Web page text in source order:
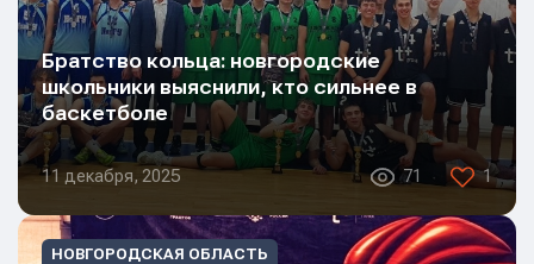
Братство кольца: новгородские
школьники выяснили, кто сильнее в
баскетболе
11 декабря, 2025 71 1
НОВГОРОДСКАЯ ОБЛАСТЬ
Нажимая кнопку “Отправить”, вы соглашаетесь с
условиями обработки персональных данных
Нажимая кнопку “Отправить”, вы соглашаетесь с
условиями обработки персональных данных
Нажимая кнопку “Отправить”, вы соглашаетесь с
условиями обработки персональных данных